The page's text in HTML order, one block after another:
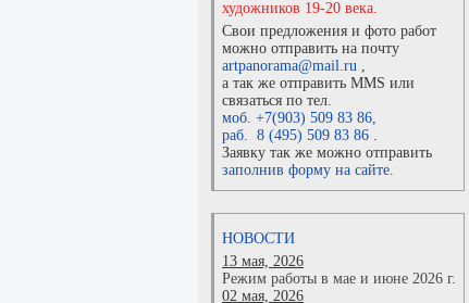
художников 19-20 века.
Свои предложения и фото работ
можно отправить на почту
artpanorama@mail.ru ,
а так же отправить MMS или
связаться по тел.
моб. +7(903) 509 83 86,
раб. 8 (495) 509 83 86 .
Заявку так же можно отправить
заполнив форму на сайте.
НОВОСТИ
13 мая, 2026
Режим работы в мае и июне 2026 г.
02 мая, 2026